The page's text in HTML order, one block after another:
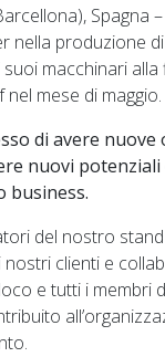
Spagna
nella produzione
macchinari alla
mese di maggio.
di avere
nuovi
business.
del nostro
nostri clienti e
e tutti i membri